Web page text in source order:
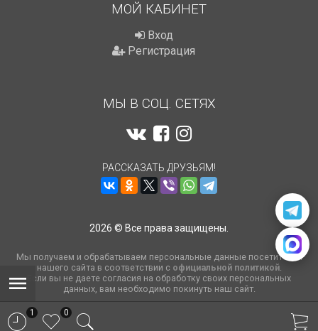
МОЙ КАБИНЕТ
Вход
Регистрация
МЫ В СОЦ. СЕТЯХ
РАССКАЗАТЬ ДРУЗЬЯМ!
2026 © Все права защищены.
Мы получаем и обрабатываем персональные данные посетителей
нашего сайта в соответствии с официальной политикой.
Если вы не даете согласия на обработку своих персональных
данных, вам необходимо покинуть наш сайт.
1 0